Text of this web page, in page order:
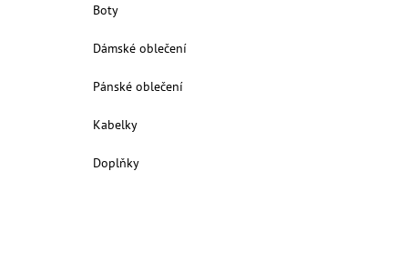
Boty
Dámské oblečení
Pánské oblečení
Kabelky
Doplňky